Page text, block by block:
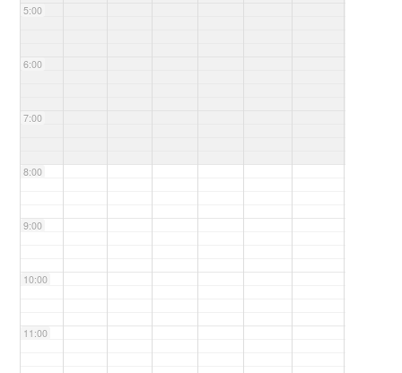
5:00
6:00
7:00
8:00
9:00
10:00
11:00